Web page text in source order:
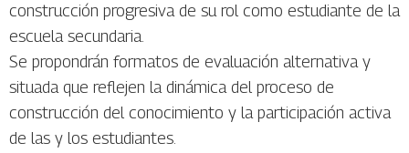
construcción progresiva de su rol como estudiante de la
escuela secundaria.
Se propondrán formatos de evaluación alternativa y
situada que reflejen la dinámica del proceso de
construcción del conocimiento y la participación activa
de las y los estudiantes.